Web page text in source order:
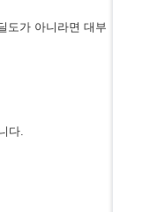
도가 아니라면 대부
다.